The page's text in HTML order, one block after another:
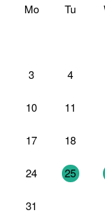
Mo Tu
3 4
10 11
17 18
24 25
31